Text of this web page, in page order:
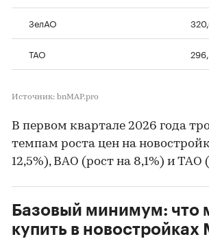
ЗелАО
ТАО
Источник: bnMAP.pro
В первом квартале 2026 года
темпам роста цен на
12,5%), ВАО (рост на 8,1%) и ТАО
Базовый минимум: что
купить в новостройках